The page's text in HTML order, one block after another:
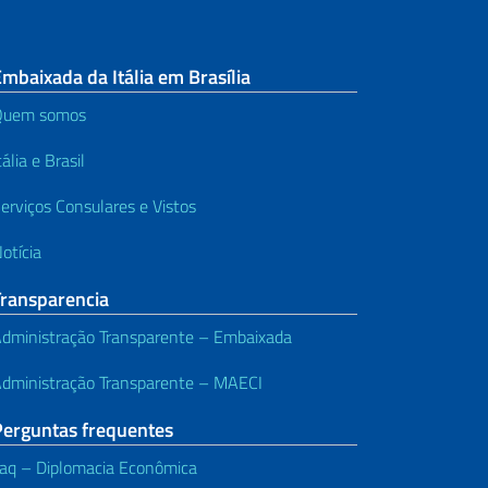
da Itália em Brasília
somos
e Brasil
Consulares e Vistos
Transparente – Embaixada
Transparente – MAECI
frequentes
– Diplomacia Econômica